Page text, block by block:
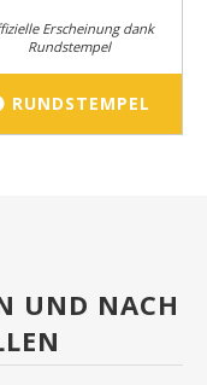
Erscheinung dank
Rundstempel
RUNDSTEMPEL
UND NACH